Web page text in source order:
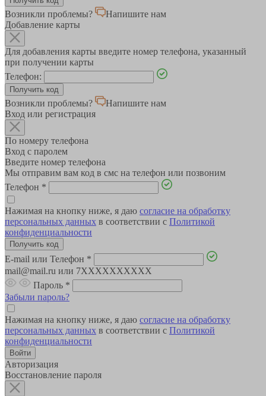
Возникли проблемы?
Напишите нам
Добавление карты
Для добавления карты введите номер телефона, указанный
при получении карты
Телефон:
Возникли проблемы?
Напишите нам
Вход или регистрация
По номеру телефона
Вход с паролем
Введите номер телефона
Мы отправим вам код в смс на телефон или позвоним
Телефон *
Нажимая на кнопку ниже, я даю согласие на обработку
персональных данных в соответствии с Политикой
конфиденциальности
E-mail или Телефон *
mail@mail.ru или 7XXXXXXXXXX
Пароль *
Забыли пароль?
Нажимая на кнопку ниже, я даю согласие на обработку
персональных данных в соответствии с Политикой
конфиденциальности
Авторизация
Восстановление пароля